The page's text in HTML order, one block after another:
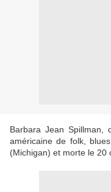
Barbara Jean Spillman,
américaine de folk,
(Michigan) et morte le 20